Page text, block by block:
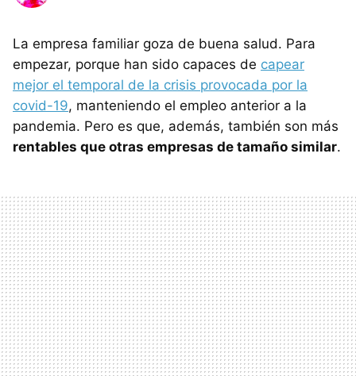
La empresa familiar goza de buena salud. Para
empezar, porque han sido capaces de capear
mejor el temporal de la crisis provocada por la
covid-19, manteniendo el empleo anterior a la
pandemia. Pero es que, además, también son más
rentables que otras empresas de tamaño similar.